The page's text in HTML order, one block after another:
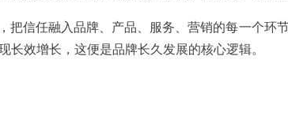
信任融入品牌、产品、服务、营销的每一个环
效增长，这便是品牌长久发展的核心逻辑。